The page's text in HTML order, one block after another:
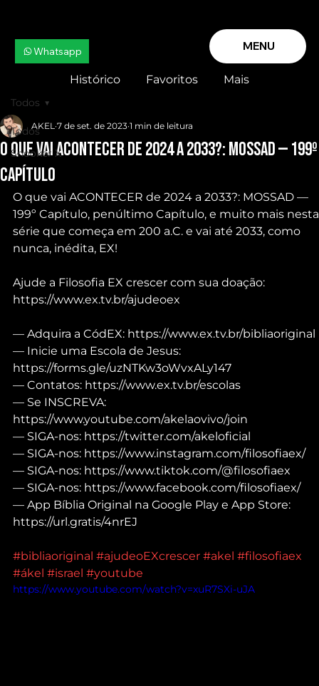
MENU
Whatsapp
Histórico Favoritos Mais
Todos
Snooker X
Todos
O que vai ACONTECER de 2024 a 2033?: MOSSAD — 199º
Capítulo
AKEL 7 de set. de 2023 1 min de leitura
O que vai ACONTECER de 2024 a 2033?: MOSSAD —
199º Capítulo, penúltimo Capítulo, e muito mais
série que começa em 200 a.C. e vai até 2033, como
nunca, inédita, EX!
Ajude a Filosofia EX crescer com sua doação:
https://www.ex.tv.br/ajudeoex
— Adquira a CódEX: https://www.ex.tv.br/bibliaoriginal
— Inicie uma Escola de Jesus:
https://forms.gle/uzNTKw3oWvxALy147
— Contatos: https://www.ex.tv.br/escolas
— Se INSCREVA:
https://www.youtube.com/akelaovivo/join
— SIGA-nos: https://twitter.com/akeloficial
— SIGA-nos: https://www.instagram.com/filosofiaex/
— SIGA-nos: https://www.tiktok.com/@filosofiaex
— SIGA-nos: https://www.facebook.com/filosofiaex/
— App Bíblia Original na Google Play e App Store:
https://url.gratis/4nrEJ
#bibliaoriginal #ajudeoEXcrescer #akel #filosofiaex
#ákel #israel #youtube
https://www.youtube.com/watch?v=xuR7SXi-uJA